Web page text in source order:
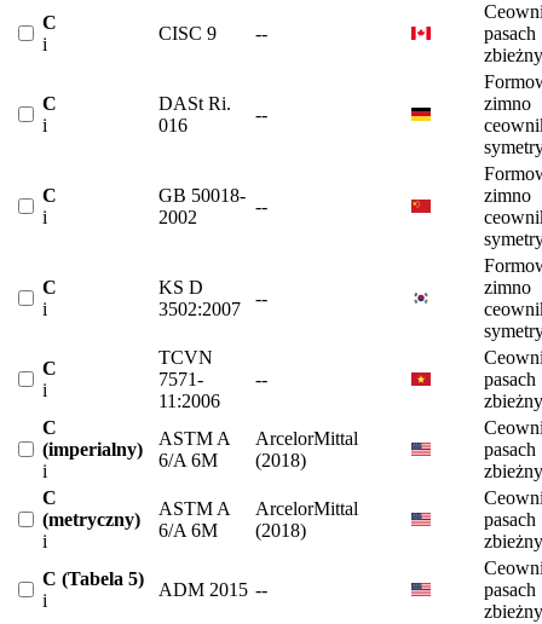
C
i
CISC 9 --
pasach
C
i
DASt Ri.
016
--
zimno
C
i
GB 50018-
2002
--
zimno
C
i
KS D
3502:2007
--
zimno
C
i
TCVN
7571-
11:2006
--
pasach
C
(imperialny)
i
ASTM A
6/A 6M
ArcelorMittal
(2018)
pasach
C
(metryczny)
i
ASTM A
6/A 6M
ArcelorMittal
(2018)
pasach
C (Tabela 5)
i
ADM 2015 --
pasach